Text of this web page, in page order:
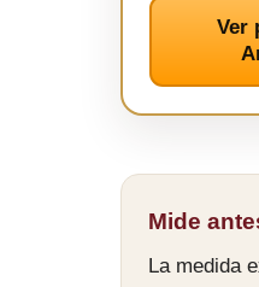
Ver
Mide
La medida